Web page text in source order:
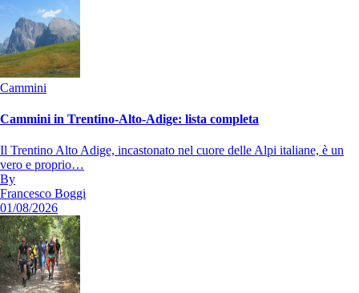
Cammini
Cammini in Trentino-Alto-Adige: lista completa
Il Trentino Alto Adige, incastonato nel cuore delle Alpi italiane, è un
vero e proprio…
By
Francesco Boggi
01/08/2026